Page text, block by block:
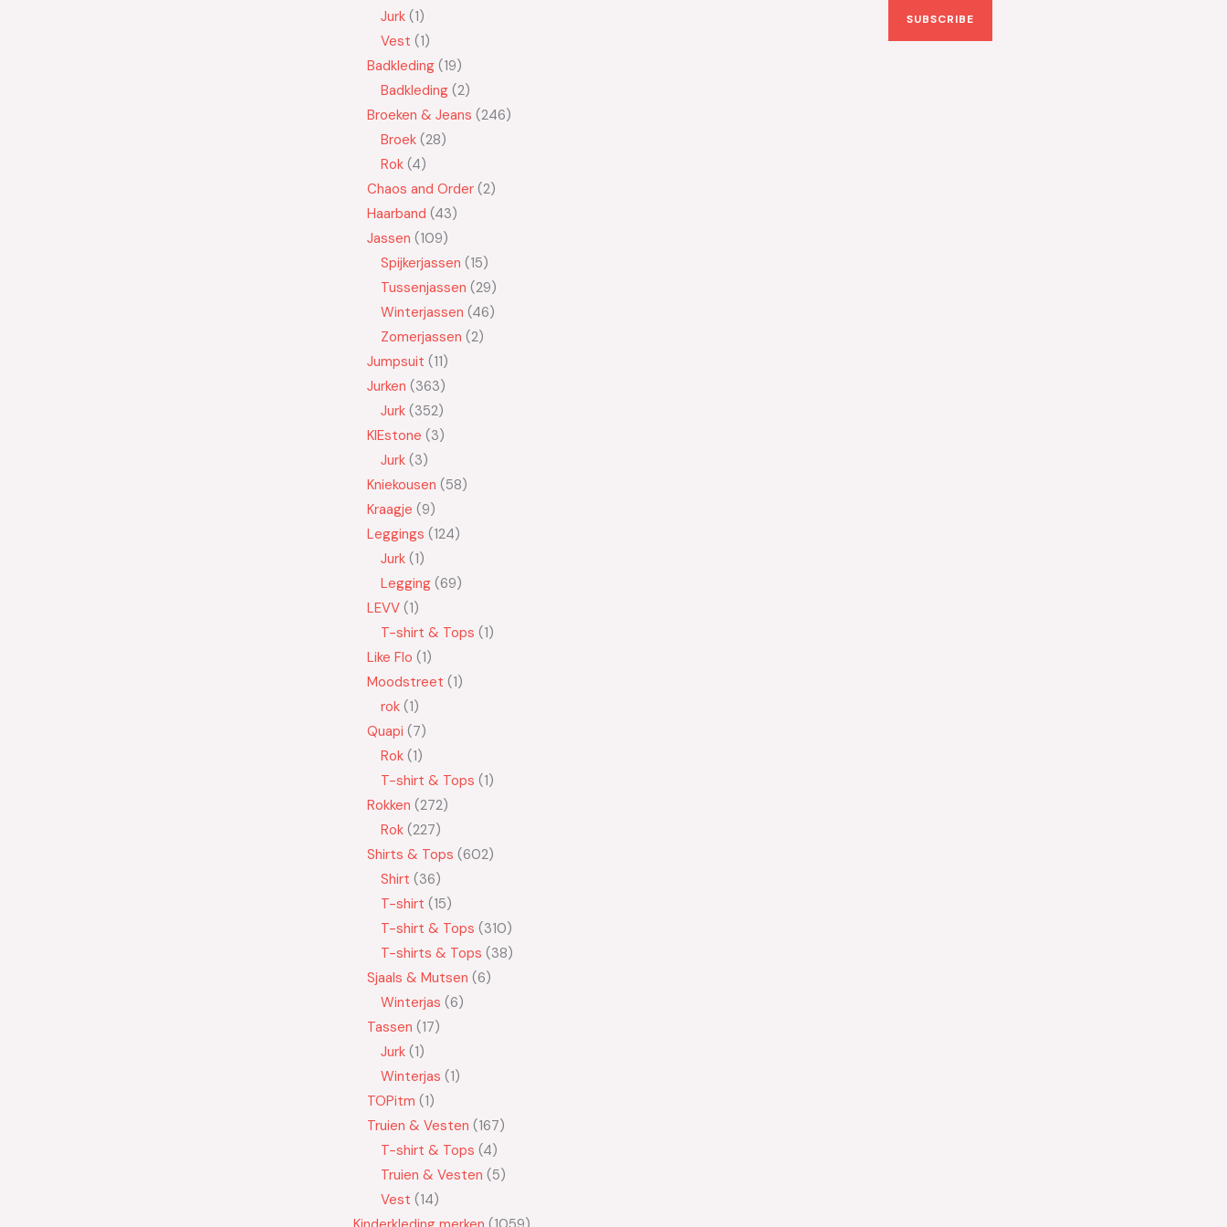
Jurk 1
Vest 1
Badkleding 19
Badkleding 2
Broeken & Jeans 246
Broek 28
Rok 4
Chaos and Order 2
Haarband 43
Jassen 109
Spijkerjassen 15
Tussenjassen 29
Winterjassen 46
Zomerjassen 2
Jumpsuit 11
Jurken 363
Jurk 352
KIEstone 3
Jurk 3
Kniekousen 58
Kraagje 9
Leggings 124
Jurk 1
Legging 69
LEVV 1
T-shirt & Tops 1
Like Flo 1
Moodstreet 1
rok 1
Quapi 7
Rok 1
T-shirt & Tops 1
Rokken 272
Rok 227
Shirts & Tops 602
Shirt 36
T-shirt 15
T-shirt & Tops 310
T-shirts & Tops 38
Sjaals & Mutsen 6
Winterjas 6
Tassen 17
Jurk 1
Winterjas 1
TOPitm 1
Truien & Vesten 167
T-shirt & Tops 4
Truien & Vesten 5
Vest 14
SUBSCRIBE